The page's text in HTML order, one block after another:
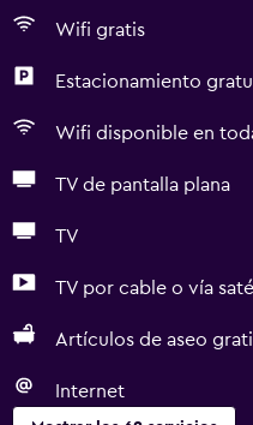
Wifi gratis
Estacionamiento
Wifi disponible en
TV de pantalla plana
TV
TV por cable o vía
Artículos de aseo
Internet